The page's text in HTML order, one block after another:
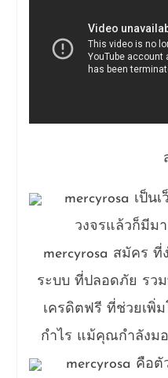
mercyrosa เป็น
วงจรแล้วก็มีม
mercyrosa สมัคร ที่
ระบบ ที่ปลอดภัย รว
เครดิตฟรี ที่ช่วยเพิ่
กำไร แม้คุณกำลังม
mercyrosa คือ